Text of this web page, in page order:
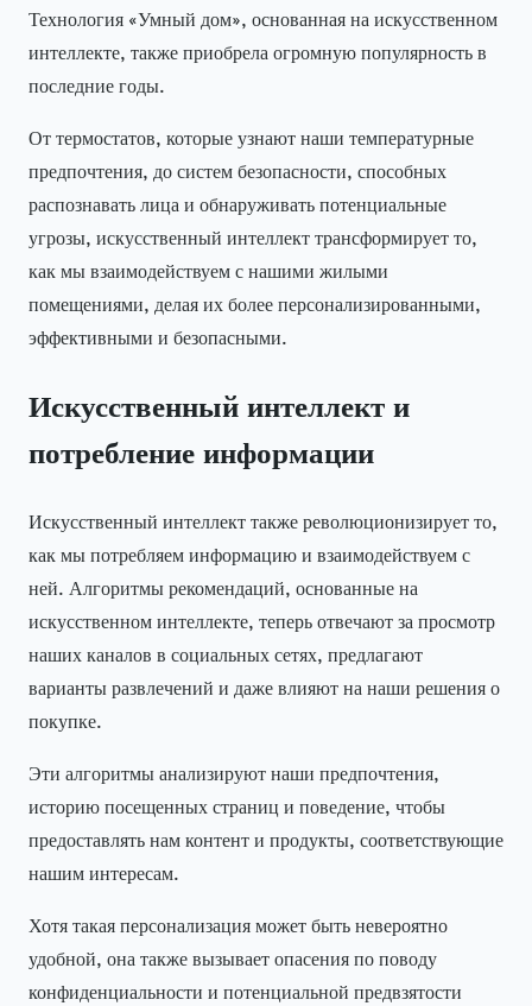
Технология «Умный дом», основанная на искусственном
интеллекте, также приобрела огромную популярность в
последние годы.
От термостатов, которые узнают наши температурные
предпочтения, до систем безопасности, способных
распознавать лица и обнаруживать потенциальные
угрозы, искусственный интеллект трансформирует то,
как мы взаимодействуем с нашими жилыми
помещениями, делая их более персонализированными,
эффективными и безопасными.
Искусственный интеллект и
потребление информации
Искусственный интеллект также революционизирует то,
как мы потребляем информацию и взаимодействуем с
ней. Алгоритмы рекомендаций, основанные на
искусственном интеллекте, теперь отвечают за просмотр
наших каналов в социальных сетях, предлагают
варианты развлечений и даже влияют на наши решения о
покупке.
Эти алгоритмы анализируют наши предпочтения,
историю посещенных страниц и поведение, чтобы
предоставлять нам контент и продукты, соответствующие
нашим интересам.
Хотя такая персонализация может быть невероятно
удобной, она также вызывает опасения по поводу
конфиденциальности и потенциальной предвзятости